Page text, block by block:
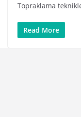
Topraklama
Read More